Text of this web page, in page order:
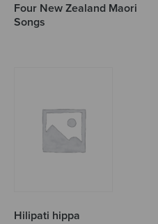
Four New Zealand Maori
Songs
Hilipati hippa